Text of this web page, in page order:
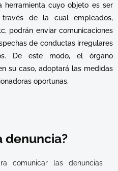
herramienta cuyo objeto es ser
de la cual empleados,
podrán enviar comunicaciones
de conductas irregulares
De este modo, el órgano
su caso, adoptará las medidas
oportunas.
denuncia?​
comunicar las denuncias